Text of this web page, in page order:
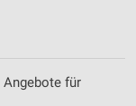
Angebote für